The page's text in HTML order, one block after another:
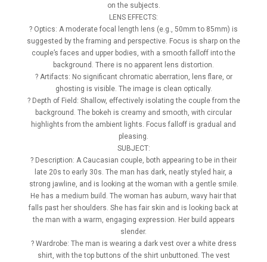
on the subjects.
LENS EFFECTS:
? Optics: A moderate focal length lens (e.g., 50mm to 85mm) is
suggested by the framing and perspective. Focus is sharp on the
couple’s faces and upper bodies, with a smooth falloff into the
background. There is no apparent lens distortion.
? Artifacts: No significant chromatic aberration, lens flare, or
ghosting is visible. The image is clean optically.
? Depth of Field: Shallow, effectively isolating the couple from the
background. The bokeh is creamy and smooth, with circular
highlights from the ambient lights. Focus falloff is gradual and
pleasing.
SUBJECT:
? Description: A Caucasian couple, both appearing to be in their
late 20s to early 30s. The man has dark, neatly styled hair, a
strong jawline, and is looking at the woman with a gentle smile.
He has a medium build. The woman has auburn, wavy hair that
falls past her shoulders. She has fair skin and is looking back at
the man with a warm, engaging expression. Her build appears
slender.
? Wardrobe: The man is wearing a dark vest over a white dress
shirt, with the top buttons of the shirt unbuttoned. The vest